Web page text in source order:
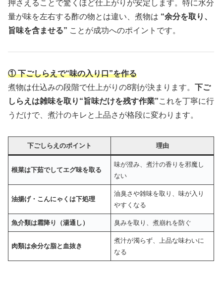
押さえることで驚くほど仕上がりが安定します。特に水分
量が味を左右する酢の物とは違い、煮物は “余分を取り、
旨味を含ませる” ことが成功へのポイントです。
① 下ごしらえで“味の入り口”を作る
煮物は仕込みの段階で仕上がりの8割が決まります。 下ご
しらえは雑味を取り“旨味だけを残す作業”これを丁寧に行
うだけで、煮汁のキレと上品さが格段に変わります。
下ごしらえのポイント 理由
根菜は下茹でしてエグ味を取る
味が澄み、煮汁の香りを邪魔し
ない
油揚げ・こんにゃくは下処理
油臭さや雑味を取り、味が入り
やすくなる
魚介類は霜降り（湯通し） 臭みを取り、煮崩れを防ぐ
肉類は余分な脂と血抜き
煮汁が濁らず、上品な味わいに
なる